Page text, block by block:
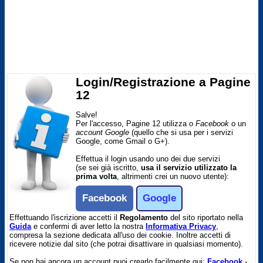
Login/Registrazione a Pagine
12
Salve!
Per l'accesso, Pagine 12 utilizza o Facebook o un
account Google (quello che si usa per i servizi
Google, come Gmail o G+).
Effettua il login usando uno dei due servizi
(se sei già iscritto, usa il servizio utilizzato la
prima volta, altrimenti crei un nuovo utente):
Facebook Google
Effettuando l'iscrizione accetti il Regolamento del sito riportato nella
Guidae confermi di aver letto la nostra Informativa Privacy,
compresa la sezione dedicata all'uso dei cookie. Inoltre accetti di
ricevere notizie dal sito (che potrai disattivare in qualsiasi momento).